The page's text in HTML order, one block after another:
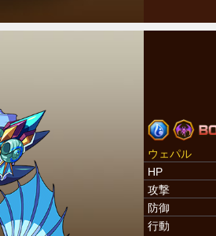
ウェパル
HP
攻撃
防御
行動